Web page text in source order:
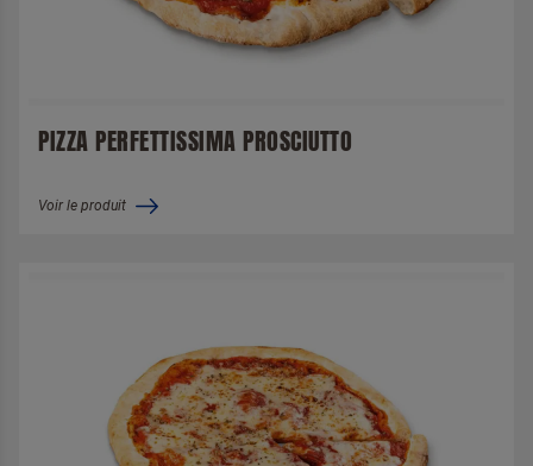
PIZZA PERFETTISSIMA PROSCIUTTO
Voir le produit